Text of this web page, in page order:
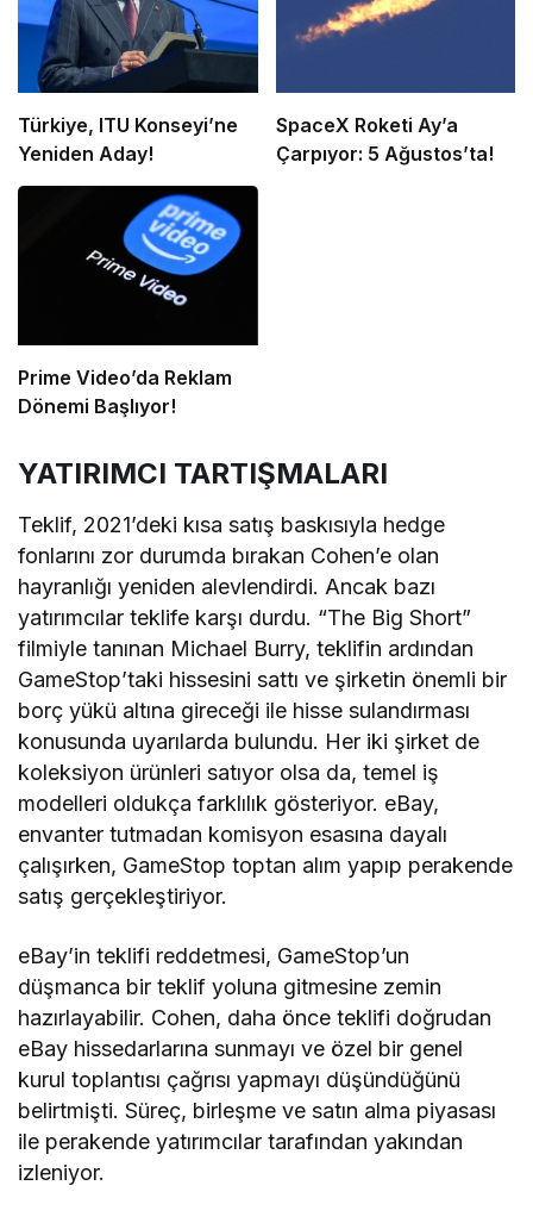
Türkiye, ITU Konseyi’ne
Yeniden Aday!
SpaceX Roketi Ay’a
Çarpıyor: 5 Ağustos’ta!
Prime Video’da Reklam
Dönemi Başlıyor!
YATIRIMCI TARTIŞMALARI
Teklif, 2021’deki kısa satış baskısıyla hedge
fonlarını zor durumda bırakan Cohen’e olan
hayranlığı yeniden alevlendirdi. Ancak bazı
yatırımcılar teklife karşı durdu. “The Big Short”
filmiyle tanınan Michael Burry, teklifin ardından
GameStop’taki hissesini sattı ve şirketin önemli bir
borç yükü altına gireceği ile hisse sulandırması
konusunda uyarılarda bulundu. Her iki şirket de
koleksiyon ürünleri satıyor olsa da, temel iş
modelleri oldukça farklılık gösteriyor. eBay,
envanter tutmadan komisyon esasına dayalı
çalışırken, GameStop toptan alım yapıp perakende
satış gerçekleştiriyor.
eBay’in teklifi reddetmesi, GameStop’un
düşmanca bir teklif yoluna gitmesine zemin
hazırlayabilir. Cohen, daha önce teklifi doğrudan
eBay hissedarlarına sunmayı ve özel bir genel
kurul toplantısı çağrısı yapmayı düşündüğünü
belirtmişti. Süreç, birleşme ve satın alma piyasası
ile perakende yatırımcılar tarafından yakından
izleniyor.